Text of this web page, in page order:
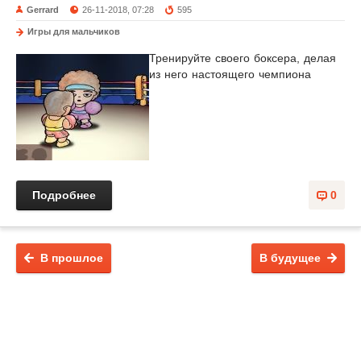
Gerrard 26-11-2018, 07:28 595
Игры для мальчиков
Тренируйте своего боксера, делая
из него настоящего чемпиона
0
Подробнее
В будущее
В прошлое